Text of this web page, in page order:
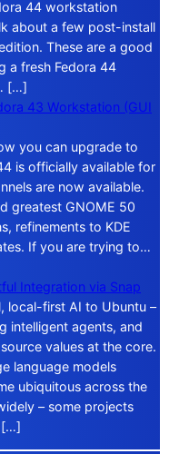
44 workstation
about a few post-install
These are a good
a fresh Fedora 44
[…]
43 Workstation (GUI
you can upgrade to
is officially available for
are now available.
greatest GNOME 50
refinements to KDE
If you are trying to…
Integration via Snap
local-first AI to Ubuntu –
intelligent agents, and
values at the core.
language models
ubiquitous across the
– some projects
[…]